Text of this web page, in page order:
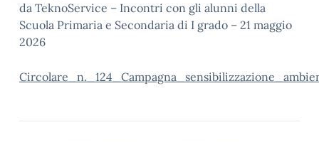
da TeknoService – Incontri con gli alunni della
Scuola Primaria e Secondaria di I grado – 21 maggio
2026